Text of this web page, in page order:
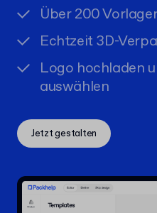
Über 200
Echtzeit 3D-
Logo hochladen
auswählen
Jetzt gestalten